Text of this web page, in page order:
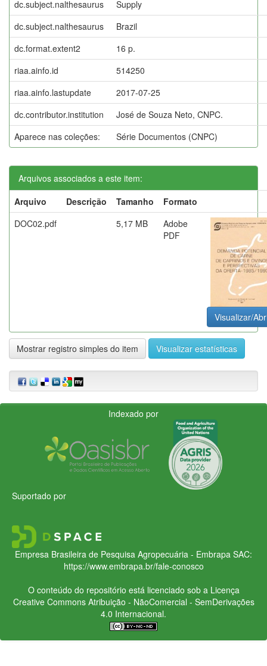
dc.subject.nalthesaurus
Supply
dc.subject.nalthesaurus
Brazil
dc.format.extent2
16 p.
riaa.ainfo.id
514250
riaa.ainfo.lastupdate
2017-07-25
dc.contributor.institution
José de Souza Neto, CNPC.
Aparece nas coleções:
Série Documentos (CNPC)
Arquivos associados a este item:
Arquivo
Descrição Tamanho
Formato
DOC02.pdf
5,17 MB
Adobe
PDF
Visualizar/
Mostrar registro simples do item Visualizar estatísticas
Indexado por
Suportado por
Empresa Brasileira de Pesquisa Agropecuária - Embrapa SAC:
https://www.embrapa.br/fale-conosco
O conteúdo do repositório está licenciado sob a Licença
Creative CommonsAtribuição - NãoComercial - SemDerivações
4.0 Internacional.